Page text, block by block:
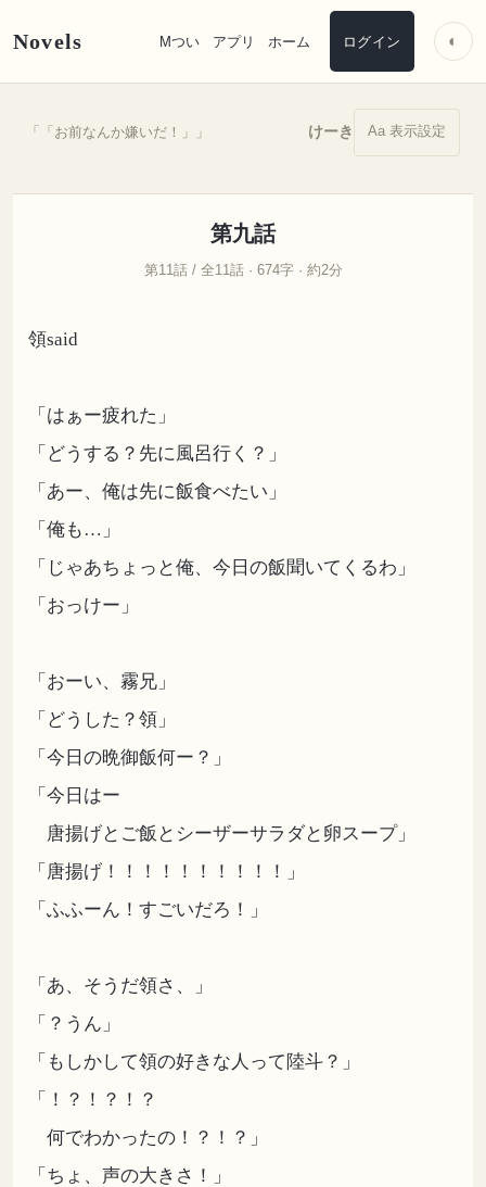
Novels Mつい アプリ ホーム ログイン ◐
「「お前なんか嫌いだ！」」 けーき Aa 表示設定
第九話
第11話 / 全11話 · 674字 · 約2分
領said
「はぁー疲れた」
「どうする？先に風呂行く？」
「あー、俺は先に飯食べたい」
「俺も…」
「じゃあちょっと俺、今日の飯聞いてくるわ」
「おっけー」
「おーい、霧兄」
「どうした？領」
「今日の晩御飯何ー？」
「今日はー
唐揚げとご飯とシーザーサラダと卵スープ」
「唐揚げ！！！！！！！！！！」
「ふふーん！すごいだろ！」
「あ、そうだ領さ、」
「？うん」
「もしかして領の好きな人って陸斗？」
「！？！？！？
何でわかったの！？！？」
「ちょ、声の大きさ！」